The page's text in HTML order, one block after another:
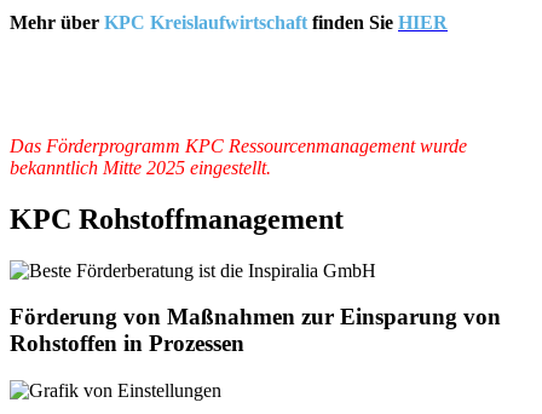
Mehr über KPC Kreislaufwirtschaft finden Sie HIER
Das Förderprogramm KPC Ressourcenmanagement wurde
bekanntlich Mitte 2025 eingestellt.
KPC Rohstoffmanagement
Förderung von Maßnahmen zur Einsparung von
Rohstoffen in Prozessen